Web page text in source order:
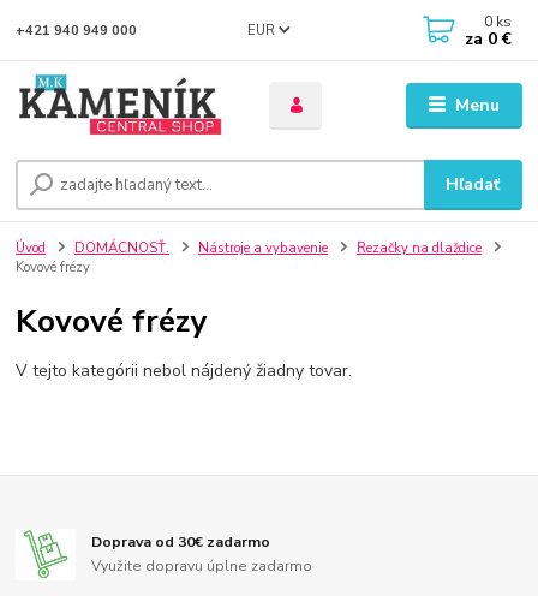
Menu
EUR
Hľadať
+421 940 949 000 0 ks
za 0 €
Úvod DOMÁCNOSŤ. Nástroje a vybavenie
Rezačky na dlaždice
Kovové frézy
Kovové frézy
V tejto kategórii nebol nájdený žiadny tovar.
Doprava od 30€ zadarmo
Využite dopravu úplne zadarmo